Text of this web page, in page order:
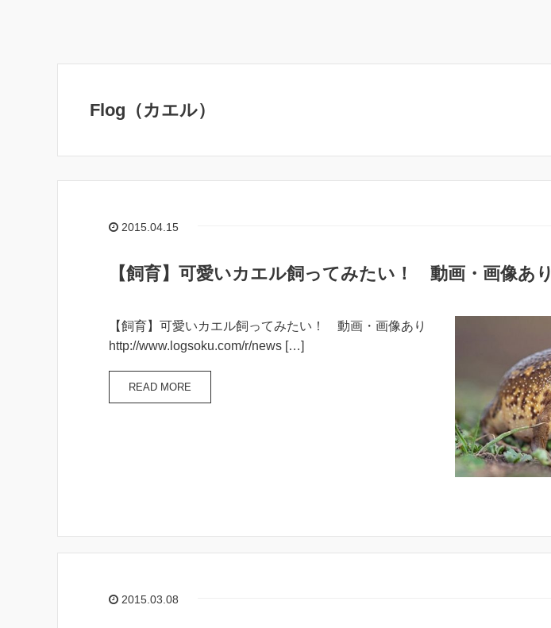
Flog（カエル）
2015.04.15
【飼育】可愛いカエル飼ってみたい！ 動画・画像あり
【飼育】可愛いカエル飼ってみたい！ 動画・画像あり
http://www.logsoku.com/r/news […]
READ MORE
2015.03.08